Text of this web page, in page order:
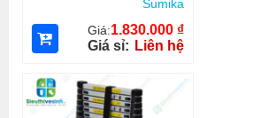
Sumika
Giá:1.830.000 ₫
Giá sỉ: Liên hệ